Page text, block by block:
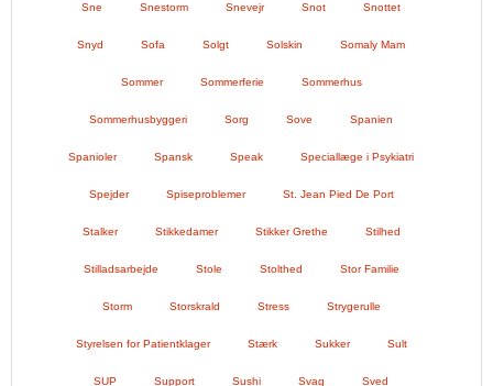
Sne Snestorm Snevejr Snot Snottet
Snyd Sofa Solgt Solskin Somaly Mam
Sommer Sommerferie Sommerhus
Sommerhusbyggeri Sorg Sove Spanien
Spanioler Spansk Speak Speciallæge i Psykiatri
Spejder Spiseproblemer St. Jean Pied De Port
Stalker Stikkedamer Stikker Grethe Stilhed
Stilladsarbejde Stole Stolthed Stor Familie
Storm Storskrald Stress Strygerulle
Styrelsen for Patientklager Stærk Sukker Sult
SUP Support Sushi Svag Sved